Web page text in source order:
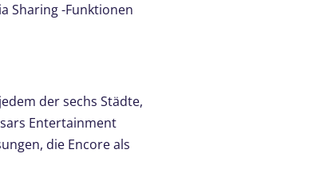
Sharing -Funktionen
der sechs Städte,
Entertainment
die Encore als